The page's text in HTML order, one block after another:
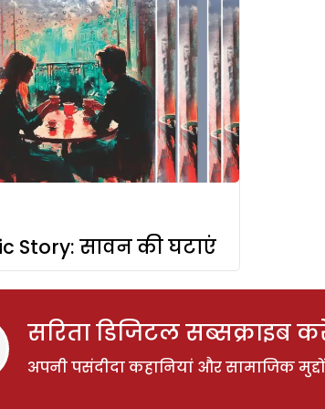
Story: सावन की घटाएं
सरिता डिजिटल सब्सक्राइब
अपनी पसंदीदा कहानियां और सामाजिक